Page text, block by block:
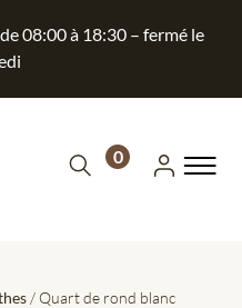
08:00 à 18:30 – fermé le
0
/ Quart de rond blanc